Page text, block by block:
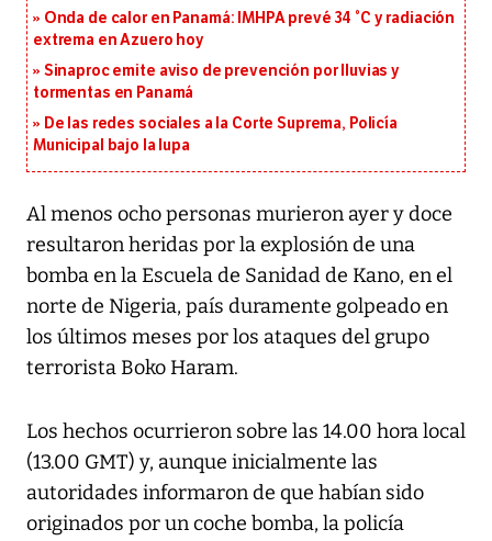
Onda de calor en Panamá: IMHPA prevé 34 °C y radiación
extrema en Azuero hoy
Sinaproc emite aviso de prevención por lluvias y
tormentas en Panamá
De las redes sociales a la Corte Suprema, Policía
Municipal bajo la lupa
Al menos ocho personas murieron ayer y doce
resultaron heridas por la explosión de una
bomba en la Escuela de Sanidad de Kano, en el
norte de Nigeria, país duramente golpeado en
los últimos meses por los ataques del grupo
terrorista Boko Haram.
Los hechos ocurrieron sobre las 14.00 hora local
(13.00 GMT) y, aunque inicialmente las
autoridades informaron de que habían sido
originados por un coche bomba, la policía